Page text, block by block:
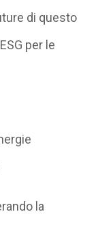
di questo
per le
la